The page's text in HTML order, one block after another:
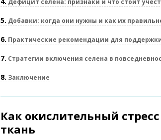
Дефицит селена: признаки и что стоит
5 Добавки: когда они нужны и как их
6 Практические рекомендации для
7 Стратегии включения селена в
8 Заключение
Как окислительный
ткань